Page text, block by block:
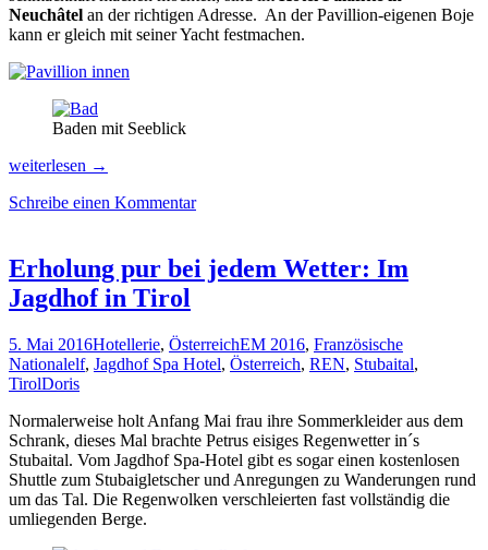
Neuchâtel an der richtigen Adresse. An der Pavillion-eigenen Boje
kann er gleich mit seiner Yacht festmachen.
Baden mit Seeblick
Yacht-
de
Hotel
Palafitte
weiterlesen →
Schreibe einen Kommentar
Erholung pur bei jedem Wetter: Im
Jagdhof in Tirol
5. Mai 2016Hotellerie, ÖsterreichEM 2016, Französische
Nationalelf, Jagdhof Spa Hotel, Österreich, REN, Stubaital,
TirolDoris
Normalerweise holt Anfang Mai frau ihre Sommerkleider aus dem
Schrank, dieses Mal brachte Petrus eisiges Regenwetter in´s
Stubaital. Vom Jagdhof Spa-Hotel gibt es sogar einen kostenlosen
Shuttle zum Stubaigletscher und Anregungen zu Wanderungen rund
um das Tal. Die Regenwolken verschleierten fast vollständig die
umliegenden Berge.